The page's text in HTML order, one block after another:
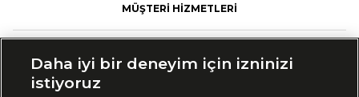
MÜŞTERİ HİZMETLERİ
Daha iyi bir deneyim için izninizi
istiyoruz